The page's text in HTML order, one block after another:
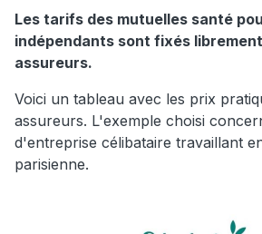
Les tarifs des mutuelles santé
indépendants sont fixés
assureurs.
Voici un tableau avec les prix
assureurs. L'exemple choisi
d'entreprise célibataire travaillant
parisienne.